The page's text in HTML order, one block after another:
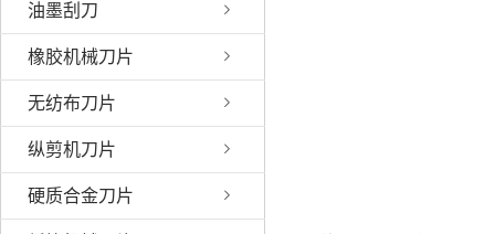
油墨刮刀
橡胶机械刀片
无纺布刀片
纵剪机刀片
硬质合金刀片